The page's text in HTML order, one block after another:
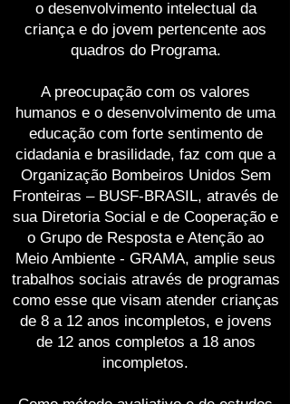
o desenvolvimento intelectual da
criança e do jovem pertencente aos
quadros do Programa.
A preocupação com os valores
humanos e o desenvolvimento de uma
educação com forte sentimento de
cidadania e brasilidade, faz com que a
Organização Bombeiros Unidos Sem
Fronteiras – BUSF-BRASIL, através de
sua Diretoria Social e de Cooperação e
o Grupo de Resposta e Atenção ao
Meio Ambiente - GRAMA, amplie seus
trabalhos sociais através de programas
como esse que visam atender crianças
de 8 a 12 anos incompletos, e jovens
de 12 anos completos a 18 anos
incompletos.